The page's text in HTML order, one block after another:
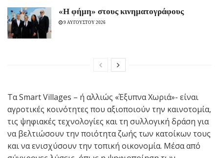
«H φήμη» στους κινηματογράφους
9 ΑΥΓΟΥΣΤΟΥ 2026
Τα Smart Villages – ή αλλιώς «Έξυπνα Χωριά»- είναι
αγροτικές κοινότητες που αξιοποιούν την καινοτομία,
τις ψηφιακές τεχνολογίες και τη συλλογική δράση για
να βελτιώσουν την ποιότητα ζωής των κατοίκων τους
και να ενισχύσουν την τοπική οικονομία. Μέσα από